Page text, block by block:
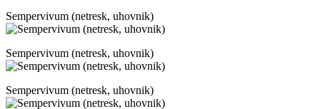
Sempervivum (netresk, uhovnik)
Sempervivum (netresk, uhovnik)
Sempervivum (netresk, uhovnik)